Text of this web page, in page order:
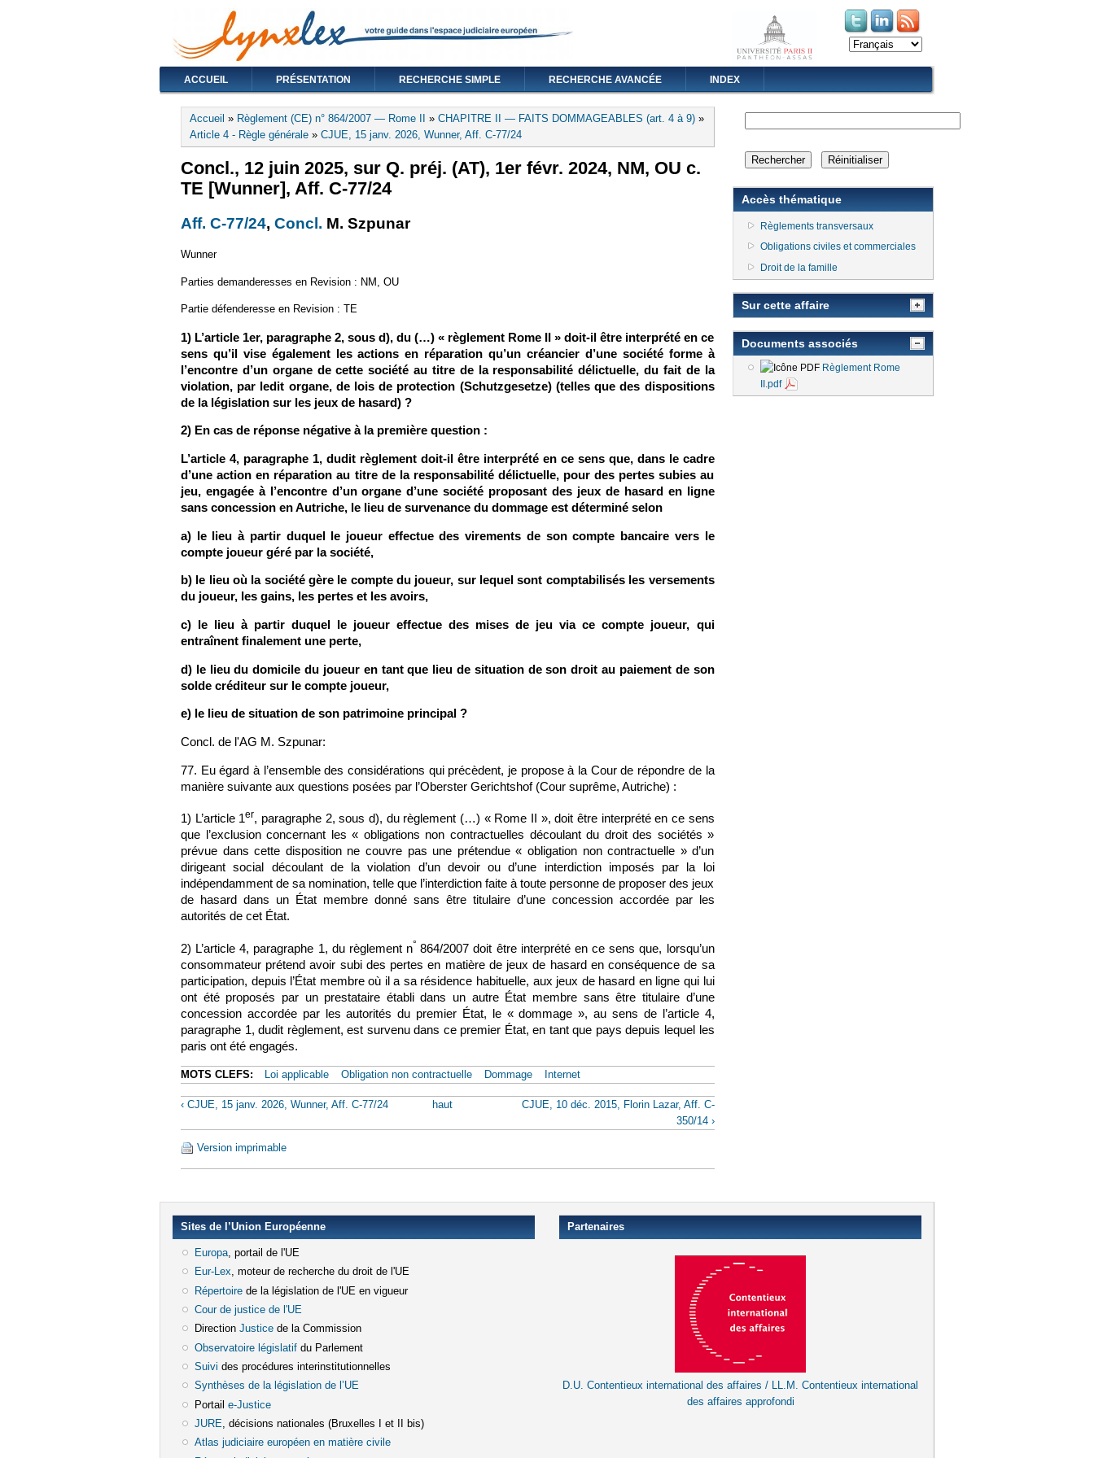
(le lien est externe)
(le lien est externe)
ACCUEIL PRÉSENTATION RECHERCHE SIMPLE RECHERCHE AVANCÉE INDEX
Vous êtes ici
Accueil » Règlement (CE) n° 864/2007 — Rome II » CHAPITRE II — FAITS DOMMAGEABLES (art. 4 à 9) »
Article 4 - Règle générale » CJUE, 15 janv. 2026, Wunner, Aff. C-77/24
Concl., 12 juin 2025, sur Q. préj. (AT), 1er févr. 2024, NM, OU c.
TE [Wunner], Aff. C-77/24
Aff. C-77/24(le lien est externe)
, Concl. (le lien est externe)
M. Szpunar
Wunner
Parties demanderesses en Revision : NM, OU
Partie défenderesse en Revision : TE
1) L’article 1er, paragraphe 2, sous d), du (…) « règlement Rome II » doit-il être interprété en ce
sens qu’il vise également les actions en réparation qu’un créancier d’une société forme à
l’encontre d’un organe de cette société au titre de la responsabilité délictuelle, du fait de la
violation, par ledit organe, de lois de protection (Schutzgesetze) (telles que des dispositions
de la législation sur les jeux de hasard) ?
2) En cas de réponse négative à la première question :
L’article 4, paragraphe 1, dudit règlement doit-il être interprété en ce sens que, dans le cadre
d’une action en réparation au titre de la responsabilité délictuelle, pour des pertes subies au
jeu, engagée à l’encontre d’un organe d’une société proposant des jeux de hasard en ligne
sans concession en Autriche, le lieu de survenance du dommage est déterminé selon
a) le lieu à partir duquel le joueur effectue des virements de son compte bancaire vers le
compte joueur géré par la société,
b) le lieu où la société gère le compte du joueur, sur lequel sont comptabilisés les versements
du joueur, les gains, les pertes et les avoirs,
c) le lieu à partir duquel le joueur effectue des mises de jeu via ce compte joueur, qui
entraînent finalement une perte,
d) le lieu du domicile du joueur en tant que lieu de situation de son droit au paiement de son
solde créditeur sur le compte joueur,
e) le lieu de situation de son patrimoine principal ?
Concl. de l'AG M. Szpunar:
77. Eu égard à l’ensemble des considérations qui précèdent, je propose à la Cour de répondre de la
manière suivante aux questions posées par l’Oberster Gerichtshof (Cour suprême, Autriche) :
1) L’article 1er, paragraphe 2, sous d), du règlement (…) « Rome II », doit être interprété en ce sens
que l’exclusion concernant les « obligations non contractuelles découlant du droit des sociétés »
prévue dans cette disposition ne couvre pas une prétendue « obligation non contractuelle » d’un
dirigeant social découlant de la violation d’un devoir ou d’une interdiction imposés par la loi
indépendamment de sa nomination, telle que l’interdiction faite à toute personne de proposer des jeux
de hasard dans un État membre donné sans être titulaire d’une concession accordée par les
autorités de cet État.
2) L’article 4, paragraphe 1, du règlement n° 864/2007 doit être interprété en ce sens que, lorsqu’un
consommateur prétend avoir subi des pertes en matière de jeux de hasard en conséquence de sa
participation, depuis l’État membre où il a sa résidence habituelle, aux jeux de hasard en ligne qui lui
ont été proposés par un prestataire établi dans un autre État membre sans être titulaire d’une
concession accordée par les autorités du premier État, le « dommage », au sens de l’article 4,
paragraphe 1, dudit règlement, est survenu dans ce premier État, en tant que pays depuis lequel les
paris ont été engagés.
MOTS CLEFS: Loi applicable Obligation non contractuelle Dommage Internet
‹ CJUE, 15 janv. 2026, Wunner, Aff. C-77/24 haut
CJUE, 10 déc. 2015, Florin Lazar, Aff. C-
350/14 ›
Version imprimable
Accès thématique
Règlements transversaux
Obligations civiles et commerciales
Droit de la famille
Sur cette affaire
Documents associés
Règlement Rome
II.pdf
Sites de l’Union Européenne
Europa(le lien est externe)
, portail de l'UE
Eur-Lex(le lien est externe)
, moteur de recherche du droit de l'UE
Répertoire(le lien est externe)
de la législation de l'UE en vigueur
Cour de justice de l'UE
Direction Justice(le lien est externe)
de la Commission
Observatoire législatif(le lien est externe)
du Parlement
Suivi (le lien est externe)
des procédures interinstitutionnelles
Synthèses de la législation de l’UE(le lien est externe)
Portail e-Justice(le lien est externe)
JURE(le lien est externe)
, décisions nationales (Bruxelles I et II bis)
Atlas judiciaire européen en matière civile(le lien est externe)
Partenaires
D.U. Contentieux international des affaires / LL.M. Contentieux international
des affaires approfondi